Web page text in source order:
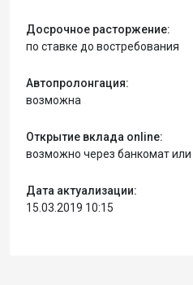
Досрочное расторжение:
по ставке до востребования
Автопролонгация:
возможна
Открытие вклада online:
возможно через банкомат или
Дата актуализации:
15.03.2019 10:15